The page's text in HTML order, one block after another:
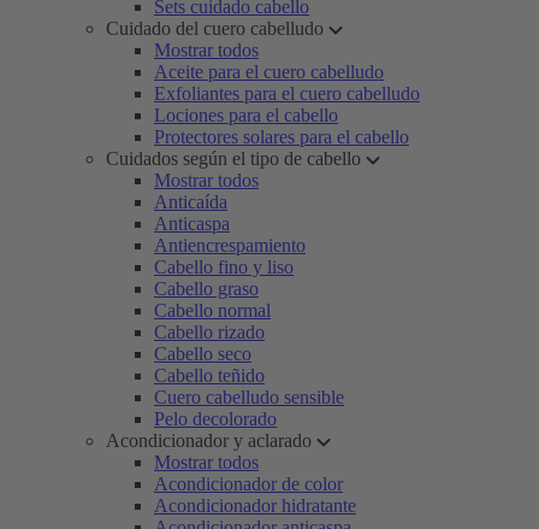
Sets cuidado cabello
Cuidado del cuero cabelludo
Mostrar todos
Aceite para el cuero cabelludo
Exfoliantes para el cuero cabelludo
Lociones para el cabello
Protectores solares para el cabello
Cuidados según el tipo de cabello
Mostrar todos
Anticaída
Anticaspa
Antiencrespamiento
Cabello fino y liso
Cabello graso
Cabello normal
Cabello rizado
Cabello seco
Cabello teñido
Cuero cabelludo sensible
Pelo decolorado
Acondicionador y aclarado
Mostrar todos
Acondicionador de color
Acondicionador hidratante